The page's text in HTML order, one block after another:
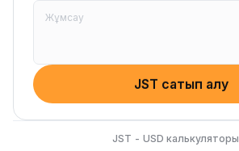
Жұмсау
JST сатып алу
JST - USD калькуляторы